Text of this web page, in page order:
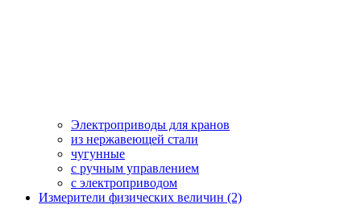
Электроприводы для кранов
из нержавеющей стали
чугунные
с ручным управлением
c электроприводом
Измерители физических величин (2)